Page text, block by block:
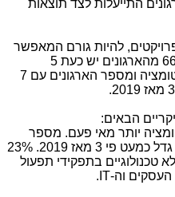
התייעלות לצד תוצאות
להיות גורם המאפשר
את הביזנס של הארגון, כאשר ל-66% מהארגונים יש כעת 5
מחלקות או יותר המשתמשות באוטומציה ומספר הארגונים עם 7
יותר מאי פעם. מספר
3
מאז 2019. 23%
טכנולוגיים בתפקידי תפעול
העסקים וה-IT
.